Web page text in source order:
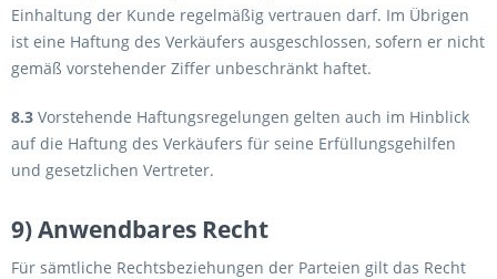
Einhaltung der Kunde regelmäßig vertrauen darf. Im Übrigen
ist eine Haftung des Verkäufers ausgeschlossen, sofern er nicht
gemäß vorstehender Ziffer unbeschränkt haftet.
8.3 Vorstehende Haftungsregelungen gelten auch im Hinblick
auf die Haftung des Verkäufers für seine Erfüllungsgehilfen
und gesetzlichen Vertreter.
9) Anwendbares Recht
Für sämtliche Rechtsbeziehungen der Parteien gilt das Recht